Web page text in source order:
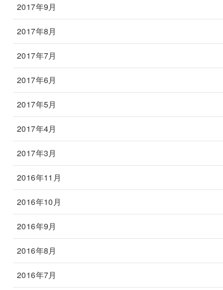
2017年9月
2017年8月
2017年7月
2017年6月
2017年5月
2017年4月
2017年3月
2016年11月
2016年10月
2016年9月
2016年8月
2016年7月